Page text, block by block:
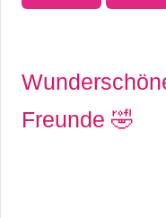
Freunde 🤣